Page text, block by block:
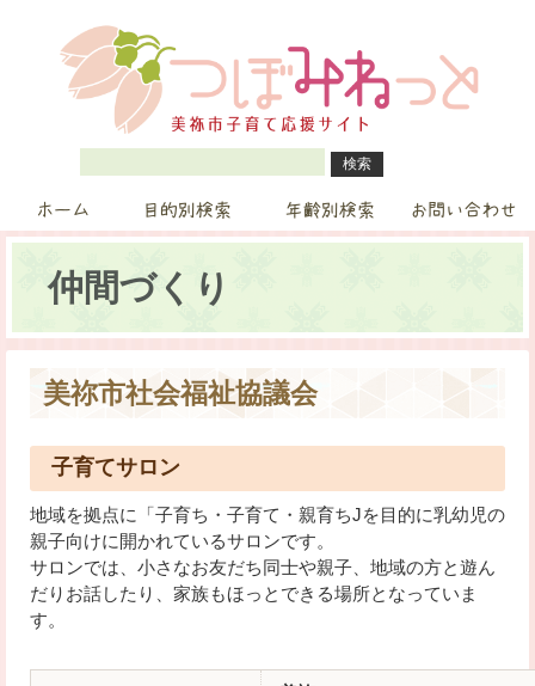
ホーム 目的別検索 年齢別検索 お問い合わせ
仲間づくり
美祢市社会福祉協議会
子育てサロン
地域を拠点に「子育ち・子育て・親育ちJを目的に乳幼児の
親子向けに開かれているサロンです。
サロンでは、小さなお友だち同士や親子、地域の方と遊ん
だりお話したり、家族もほっとできる場所となっていま
す。